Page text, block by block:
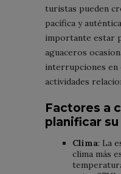
turistas pueden
pacífica y
importante estar
aguaceros
interrupciones
actividades
Factores a
planificar
Clima: La
clima más